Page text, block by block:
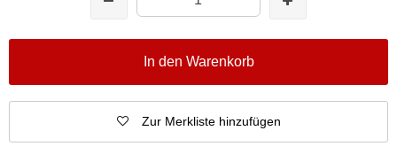
In den Warenkorb
Zur Merkliste hinzufügen